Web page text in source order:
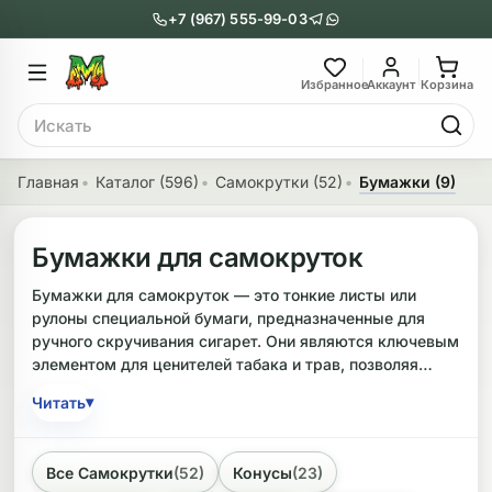
+7 (967) 555-99-03
ИзбранноеАккаунт Корзина
Поиск
Главное меню
Бонги
бонги
с перколятором
бонги
бонги
Главное
Трубки
Показать Трубки
Стеклянные
Главная Каталог (596) Самокрутки (52) Бумажки (9)
Бумажки для самокруток
Бумажки для самокруток — это тонкие листы или
рулоны специальной бумаги, предназначенные для
ручного скручивания сигарет. Они являются ключевым
элементом для ценителей табака и трав, позволяя
классической древесной и рисовой бумаги до
органических вариантов, таких как Hemp —
Читать▾
Все Самокрутки(52) Конусы(23)